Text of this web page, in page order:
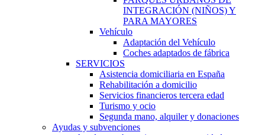
INTEGRACIÓN (NIÑOS) Y
PARA MAYORES
Vehículo
Adaptación del Vehículo
Coches adaptados de fábrica
SERVICIOS
Asistencia domiciliaria en España
Rehabilitación a domicilio
Servicios financieros tercera edad
Turismo y ocio
Segunda mano, alquiler y donaciones
Ayudas y subvenciones